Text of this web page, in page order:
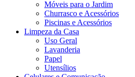
Móveis para o Jardim
Churrasco e Acessórios
Piscinas e Acessórios
Limpeza da Casa
Uso Geral
Lavanderia
Papel
Utensílios